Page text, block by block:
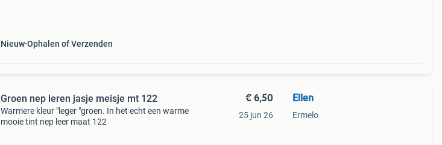
Nieuw Ophalen of Verzenden
Groen nep leren jasje meisje mt 122
Warmere kleur "leger "groen. In het echt een warme
mooie tint nep leer maat 122
€ 6,50
25 jun 26
Ellen
Ermelo